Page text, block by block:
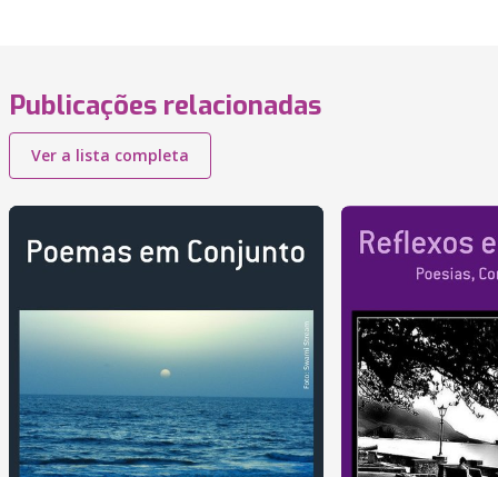
Publicações relacionadas
Ver a lista completa